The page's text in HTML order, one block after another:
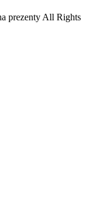
prezenty All Rights